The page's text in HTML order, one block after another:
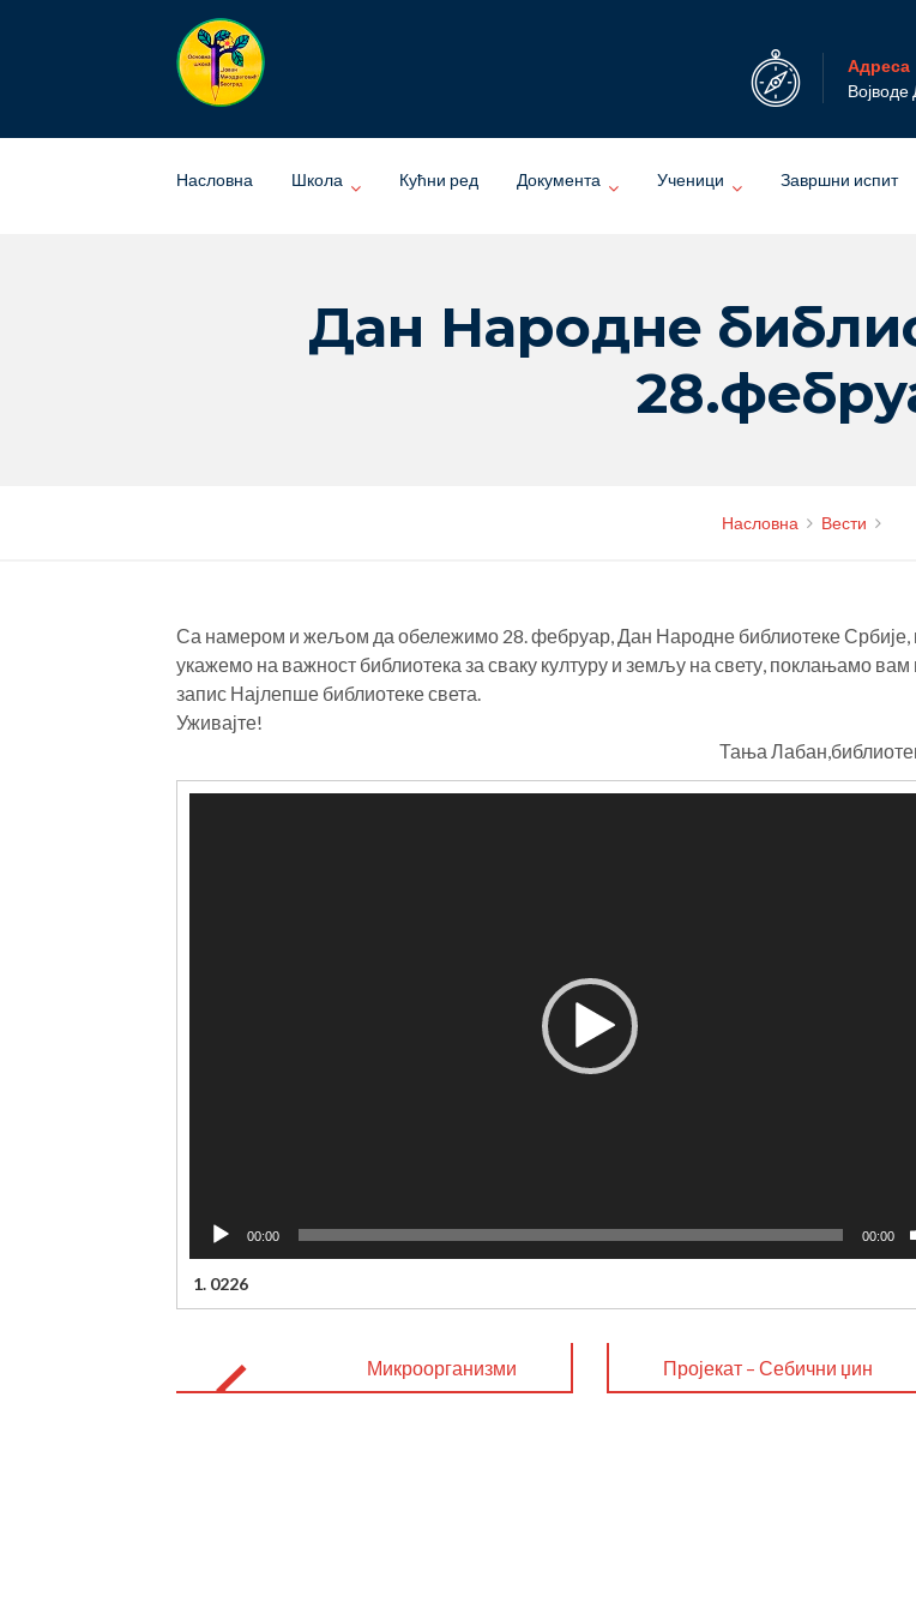
Адреса
Насловна Школа Кућни ред Документа Ученици Завршни испит
Дан Народне
Насловна Вести
Са намером и жељом да обележимо 28. фебруар, Дан Народне библиотеке Србије,
укажемо на важност библиотека за сваку културу и земљу на свету, поклањамо вам
запис Најлепше библиотеке света.
Уживајте!
Тања Лабан,библиотекар
00:00 00:00
1. 0226
navigation
Микроорганизми Пројекат – Себични џин